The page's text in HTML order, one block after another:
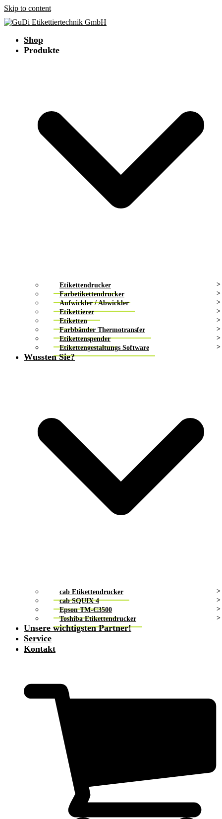
Skip to content
Shop
Produkte
Etikettendrucker
Farbetikettendrucker
Aufwickler / Abwickler
Etikettierer
Etiketten
Farbbänder Thermotransfer
Etikettenspender
Etikettengestaltungs Software
Wussten Sie?
cab Etikettendrucker
cab SQUIX 4
Epson TM-C3500
Toshiba Etikettendrucker
Unsere wichtigsten Partner!
Service
Kontakt